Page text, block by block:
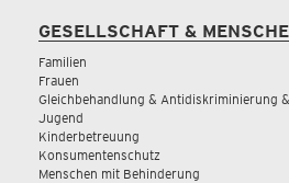
GESELLSCHAFT &
Familien
Frauen
Gleichbehandlung & Antidiskriminierung
Jugend
Kinderbetreuung
Konsumentenschutz
Menschen mit Behinderung